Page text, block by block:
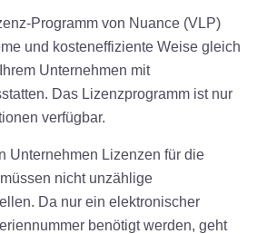
Programm von Nuance (VLP)
und kosteneffiziente Weise gleich
Unternehmen mit
Das Lizenzprogramm ist nur
verfügbar.
Unternehmen Lizenzen für die
nicht unzählige
Da nur ein elektronischer
benötigt werden, geht